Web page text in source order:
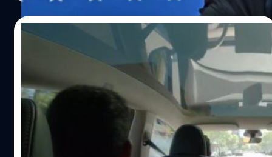
25/04/2025
เทสลาเริ่มทดสอบบริการเรียกรถที่ใช้ FSD แบบ
มีคนขับควบคุมกับพนักงานในออสติน
Tesla บริษัทผู้ผลิตรถยนต์ไฟฟ้าและพลังงานสะอาดของ
สหรัฐฯ โพสต์บน X (Twitter) ว่าบริษัทได้เริ่มทดสอบบริการ
เรียกรถอัตโนมัติโดยใช้ FSD Supervised หรือระบบ FSD ที่มี
คนขับควบคุมให้กับพนักงานในเมืองออสติน รัฐเท็กซัส และ